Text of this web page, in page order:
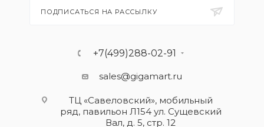
ПОДПИСАТЬСЯ НА РАССЫЛКУ
+7(499)288-02-91
sales@gigamart.ru
ТЦ «Савеловский», мобильный
ряд, павильон Л154 ул. Сущевский
Вал, д. 5, стр. 12